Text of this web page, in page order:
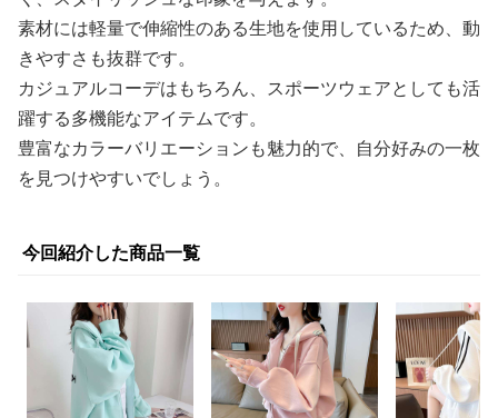
素材には軽量で伸縮性のある生地を使用しているため、動
きやすさも抜群です。
カジュアルコーデはもちろん、スポーツウェアとしても活
躍する多機能なアイテムです。
豊富なカラーバリエーションも魅力的で、自分好みの一枚
を見つけやすいでしょう。
今回紹介した商品一覧